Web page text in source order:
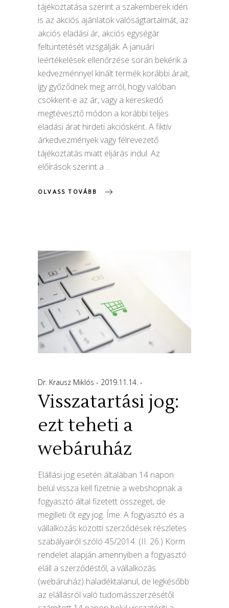
tájékoztatása szerint a szakemberek idén
is az akciós ajánlatok valóságtartalmát, az
akciós eladási ár, akciós egységár
feltüntetését vizsgálják. A januári
leértékelések ellenőrzése során bekérik a
kedvezménnyel kínált termék korábbi árait,
így győződnek meg arról, hogy valóban
csökkent-e az ár, vagy a kereskedő
megtévesztő módon a korábbi teljes
eladási árat hirdeti akciósként. A fiktív
árkedvezmények vagy félrevezető
tájékoztatás miatt eljárás indul. Az
előírások szerint a
OLVASS TOVÁBB
Dr. Krausz Miklós 2019.11.14.
Visszatartási jog:
ezt teheti a
webáruház
Elállási jog esetén általában 14 napon
belül vissza kell fizetnie a webshopnak a
fogyasztó által fizetett összeget, de
megilleti őt egy jog. Íme: A fogyasztó és a
vállalkozás közötti szerződések részletes
szabályairól szóló 45/2014. (II. 26.) Korm.
rendelet alapján amennyiben a fogyasztó
eláll a szerződéstől, a vállalkozás
(webáruház) haladéktalanul, de legkésőbb
az elállásról való tudomásszerzésétől